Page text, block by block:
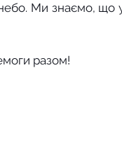
Ми знаємо, що у
разом!